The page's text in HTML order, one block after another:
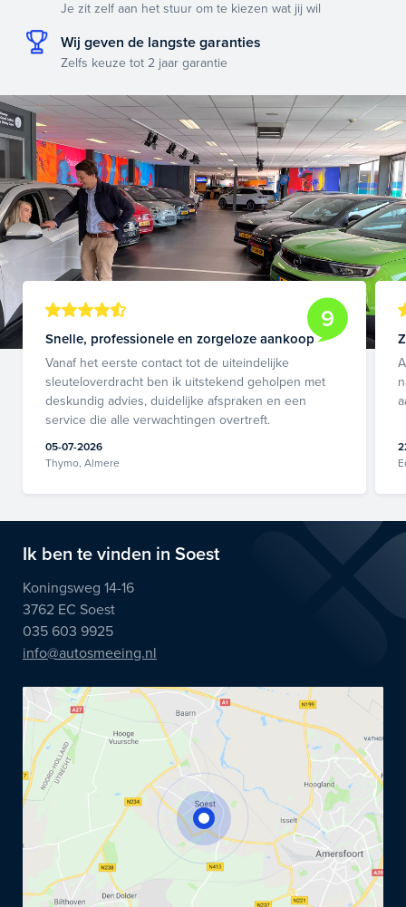
Je zit zelf aan het stuur om te kiezen wat jij wil
Wij geven de langste garanties
Zelfs keuze tot 2 jaar garantie
9
Snelle, professionele en zorgeloze aankoop
Vanaf het eerste contact tot de uiteindelijke
sleuteloverdracht ben ik uitstekend geholpen met
deskundig advies, duidelijke afspraken en een
service die alle verwachtingen overtreft.
05-07-2026
Thymo, Almere
Ik ben te vinden in Soest
Koningsweg 14-16
3762 EC Soest
035 603 9925
info@autosmeeing.nl